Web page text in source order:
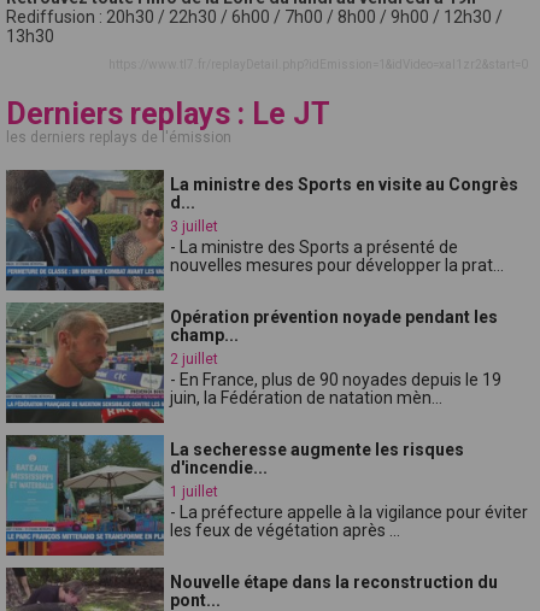
Rediffusion : 20h30 / 22h30 / 6h00 / 7h00 / 8h00 / 9h00 / 12h30 /
13h30
Derniers replays : Le JT
les derniers replays de l'émission
La ministre des Sports en visite au Congrès
d...
3 juillet
- La ministre des Sports a présenté de
nouvelles mesures pour développer la prat...
Opération prévention noyade pendant les
champ...
2 juillet
- En France, plus de 90 noyades depuis le 19
juin, la Fédération de natation mèn...
La secheresse augmente les risques
d'incendie...
1 juillet
- La préfecture appelle à la vigilance pour éviter
les feux de végétation après ...
Nouvelle étape dans la reconstruction du
pont...